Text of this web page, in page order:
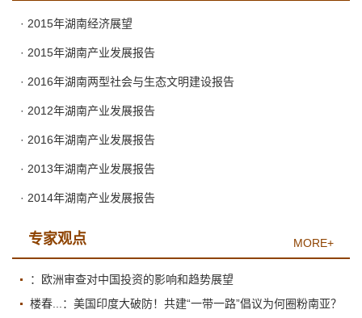
· 2015年湖南经济展望
· 2015年湖南产业发展报告
· 2016年湖南两型社会与生态文明建设报告
· 2012年湖南产业发展报告
· 2016年湖南产业发展报告
· 2013年湖南产业发展报告
· 2014年湖南产业发展报告
专家观点 MORE+
：欧洲审查对中国投资的影响和趋势展望
楼春...：美国印度大破防！共建“一带一路”倡议为何圈粉南亚？